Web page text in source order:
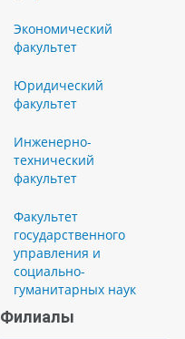
Экономический
факультет
Юридический
факультет
Инженерно-
технический
факультет
Факультет
государственного
управления и
социально-
гуманитарных наук
Филиалы